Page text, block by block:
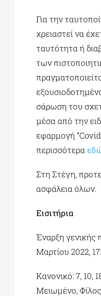
Για την
χρειαστεί να
ταυτότητα ή
των
σάρωση του
μέσα από την
εφαρμογή
περισσότερα
Στη Στέγη,
ασφάλεια όλων.
Εισιτήρια
Έναρξη γενικής
Μαρτίου 2022,
Κανονικό: 7, 10,
Μειωμένο,